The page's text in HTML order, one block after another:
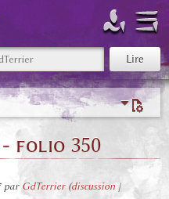
- folio 350
par GdTerrier (discussion|